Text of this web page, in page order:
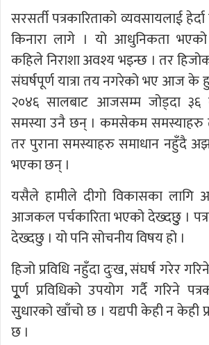
सरसर्ती पत्रकारिताको व्यवसायलाई
किनारा लागे । यो आधुनिकता
कहिले निराशा अवश्य भइन्छ । तर
संघर्षपूर्ण यात्रा तय नगरेको भए आज के
२०४६ सालबाट आजसम्म जोड्दा ३६
समस्या उनै छन् । कमसेकम समस्याहरु त
तर पुराना समस्याहरु समाधान नहुँदै
भएका छन् ।
यसैले हामीले दीगो विकासका लागि
आजकल पर्चकारिता भएको देख्दछुु ।
देख्दछु । यो पनि सोचनीय विषय हो ।
हिजो प्रविधि नहुँदा दुःख, संघर्ष गरेर
पूुर्ण प्रविधिको उपयोग गर्दै गरिने
सुुधारको खाँचो छ । यद्यपी केही न केही
छ ।